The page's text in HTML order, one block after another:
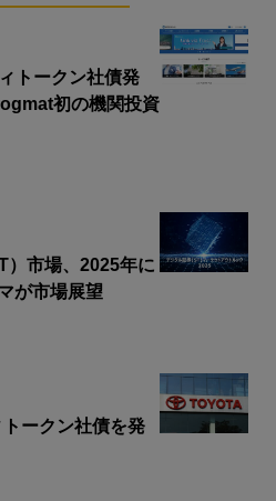
トークン社債発
初の機関投資
）市場、2025年に
が市場展望
トークン社債を発